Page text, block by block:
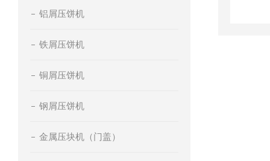
铝屑压饼机
铁屑压饼机
铜屑压饼机
钢屑压饼机
金属压块机（门盖）